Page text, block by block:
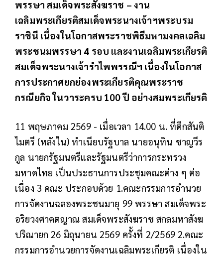
พรรษา สมเด็จพระสังฆราช – งาน
เฉลิมพระเกียรติสมเด็จพระนางเจ้าฯพระบรม
ราชินี เนื่องในโอกาสพระราชพิธีมหามงคลเฉลิม
พระชนมพรรษา 4 รอบ และงานเฉลิมพระเกียรติ
สมเด็จพระนางเจ้ารำไพพรรณีฯ เนื่องในโอกาส
การประกาศยกย่องพระเกียรติคุณพระราช
กรณียกิจ ในวาระครบ 100 ปี อย่างสมพระเกียรติ
11 พฤษภาคม 2569 - เมื่อเวลา 14.00 น. ที่ตึกสันติ
ไมตรี (หลังใน) ทำเนียบรัฐบาล นายอนุทิน ชาญวีร
กูล นายกรัฐมนตรีและรัฐมนตรีว่าการกระทรวง
มหาดไทย เป็นประธานการประชุมคณะต่าง ๆ ต่อ
เนื่อง 3 คณะ ประกอบด้วย 1.คณะกรรมการอำนวย
การจัดงานฉลองพระชนมายุ 99 พรรษา สมเด็จพระ
อริยวงศาคตญาณ สมเด็จพระสังฆราช สกลมหาสังฆ
ปริณายก 26 มิถุนายน 2569 ครั้งที่ 2/2569 2.คณะ
กรรมการอำนวยการจัดงานเฉลิมพระเกียรติ เนื่องใน